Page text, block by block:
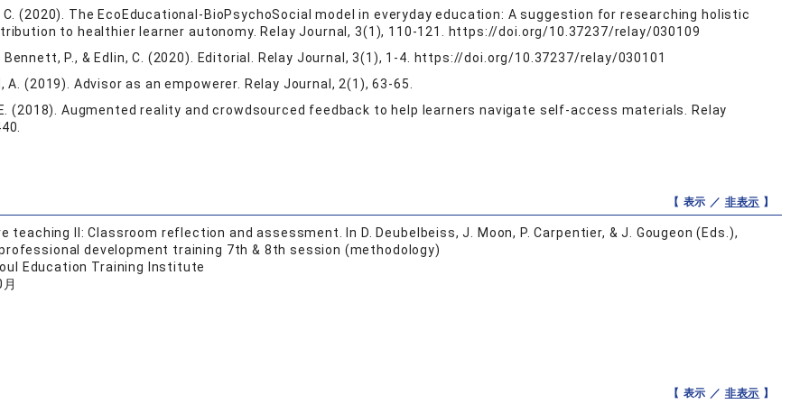
C. (2020). The EcoEducational-BioPsychoSocial model in everyday education: A suggestion for researching holistic
to healthier learner autonomy. Relay Journal, 3(1), 110-121. https://doi.org/10.37237/relay/030109
Bennett, P., & Edlin, C. (2020). Editorial. Relay Journal, 3(1), 1-4. https://doi.org/10.37237/relay/030101
A. (2019). Advisor as an empowerer. Relay Journal, 2(1), 63-65.
E. (2018). Augmented reality and crowdsourced feedback to help learners navigate self-access materials. Relay
【 表示 ／ 非表示 】
teaching II: Classroom reflection and assessment. In D. Deubelbeiss, J. Moon, P. Carpentier, & J. Gougeon (Eds.),
development training 7th & 8th session (methodology)
Education Training Institute
【 表示 ／ 非表示 】